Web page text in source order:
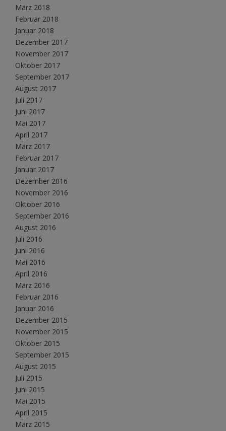
März 2018
Februar 2018
Januar 2018
Dezember 2017
November 2017
Oktober 2017
September 2017
August 2017
Juli 2017
Juni 2017
Mai 2017
April 2017
März 2017
Februar 2017
Januar 2017
Dezember 2016
November 2016
Oktober 2016
September 2016
August 2016
Juli 2016
Juni 2016
Mai 2016
April 2016
März 2016
Februar 2016
Januar 2016
Dezember 2015
November 2015
Oktober 2015
September 2015
August 2015
Juli 2015
Juni 2015
Mai 2015
April 2015
März 2015